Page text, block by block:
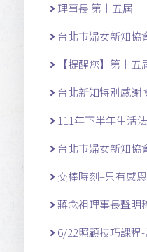
理事長 第十五屆
台北市婦女新知協
【提醒您】第十
台北新知特別感謝
111年下半年生活
台北市婦女新知協
交棒時刻–只有感
蔣念祖理事長聲明
6/22照顧技巧課程